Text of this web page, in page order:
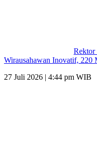
Rektor
Wirausahawan Inovatif, 220
27 Juli 2026 | 4:44 pm WIB